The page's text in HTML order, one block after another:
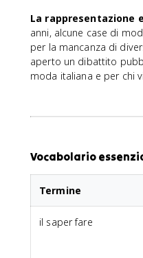
La rappresentazione
anni, alcune case di
per la mancanza di
aperto un dibattito
moda italiana e per chi
Vocabolario
Termine
il saper fare